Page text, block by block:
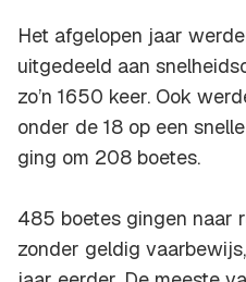
Het afgelopen jaar
uitgedeeld aan
zo’n 1650 keer. Ook
onder de 18 op een
ging om 208 boetes.
485 boetes gingen naar
zonder geldig